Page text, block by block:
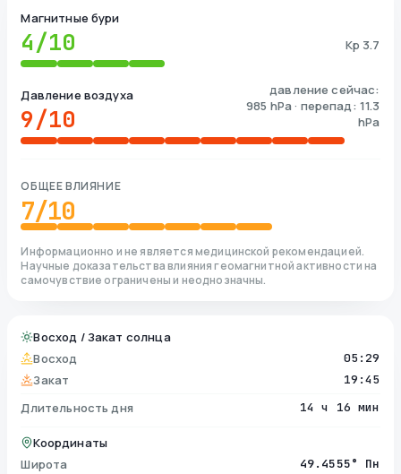
Магнитные бури
4/10 Kp 3.7
Давление воздуха
9/10
давление сейчас:
985 hPa · перепад: 11.3
hPa
ОБЩЕЕ ВЛИЯНИЕ
7/10
Информационно и не является медицинской рекомендацией.
Научные доказательства влияния геомагнитной активности на
самочувствие ограничены и неоднозначны.
Восход / Закат солнца
Восход
05:29
Закат 19:45
Длительность дня 14 ч 16 мин
Координаты
Широта
49.4555° Пн